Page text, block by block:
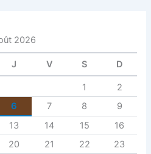
2026
J V S D
1
2
6 7 8
9
13 14 15
16
20 21 22
23